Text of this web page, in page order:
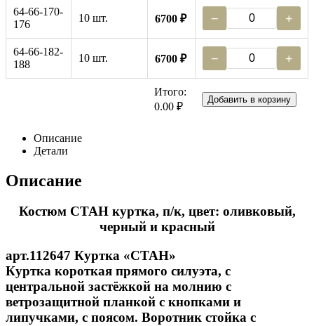
64-66-170-
176
10 шт. 6700 ₽ − +
64-66-182-
188
10 шт. 6700 ₽ − +
Итого:
0.00 ₽
Добавить в корзину
Описание
Детали
Описание
Костюм СТАН куртка, п/к, цвет: оливковый,
черный и красный
арт.112647 Куртка «СТАН»
Куртка короткая прямого силуэта, с
центральной застёжкой на молнию с
ветрозащитной планкой с кнопками и
липучками, с поясом. Воротник стойка с